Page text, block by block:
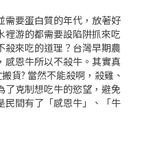
需要蛋白質的年代，放著好
裡游的都需要設陷阱抓來吃
殺來吃的道理？台灣早期農
感恩牛所以不殺牛。其實真
貨? 當然不能殺啊，殺雞、
了克制想吃牛的慾望，避免
民間有了「感恩牛」、「牛